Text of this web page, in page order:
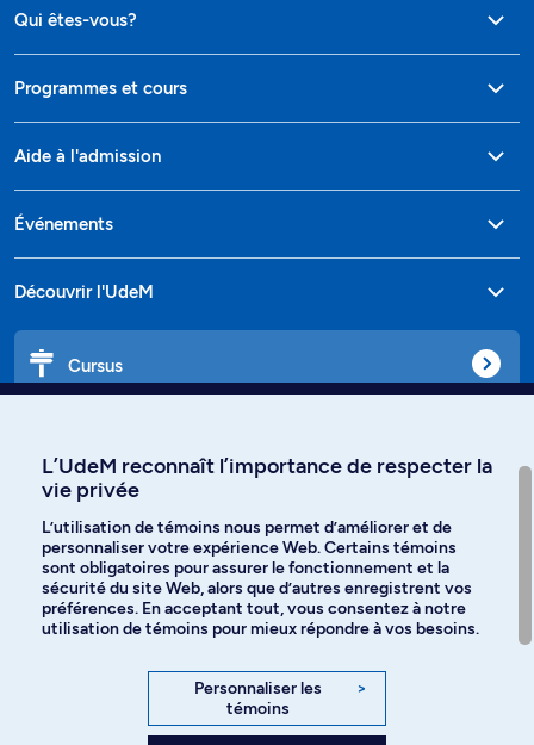
Qui êtes-vous?
Programmes et cours
Aide à l'admission
Événements
Découvrir l'UdeM
Cursus
Langues
Facebook Instagram
YouTube
L’UdeM reconnaît l’importance de respecter la
vie privée
L’utilisation de témoins nous permet d’améliorer et de
personnaliser votre expérience Web. Certains témoins
sont obligatoires pour assurer le fonctionnement et la
sécurité du site Web, alors que d’autres enregistrent vos
préférences. En acceptant tout, vous consentez à notre
utilisation de témoins pour mieux répondre à vos besoins.
Personnaliser les
témoins
>